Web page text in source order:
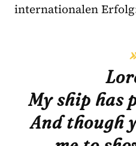
internationalen
My ship has
And though